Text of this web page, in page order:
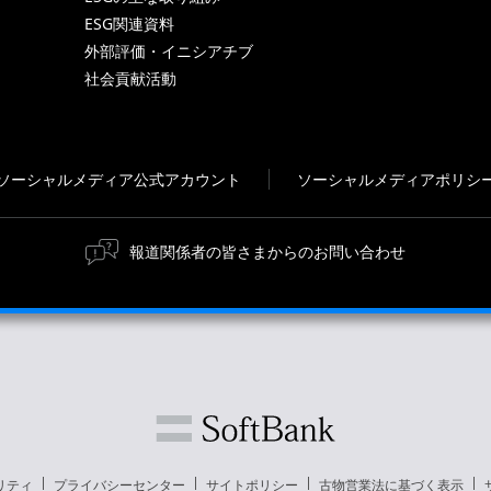
ESG関連資料
外部評価・イニシアチブ
社会貢献活動
ーシャルメディア公式アカウント ソーシャルメディアポリシ
報道関係者の皆さまからのお問い合わせ
ティ プライバシーセンター サイトポリシー 古物営業法に基づく表示